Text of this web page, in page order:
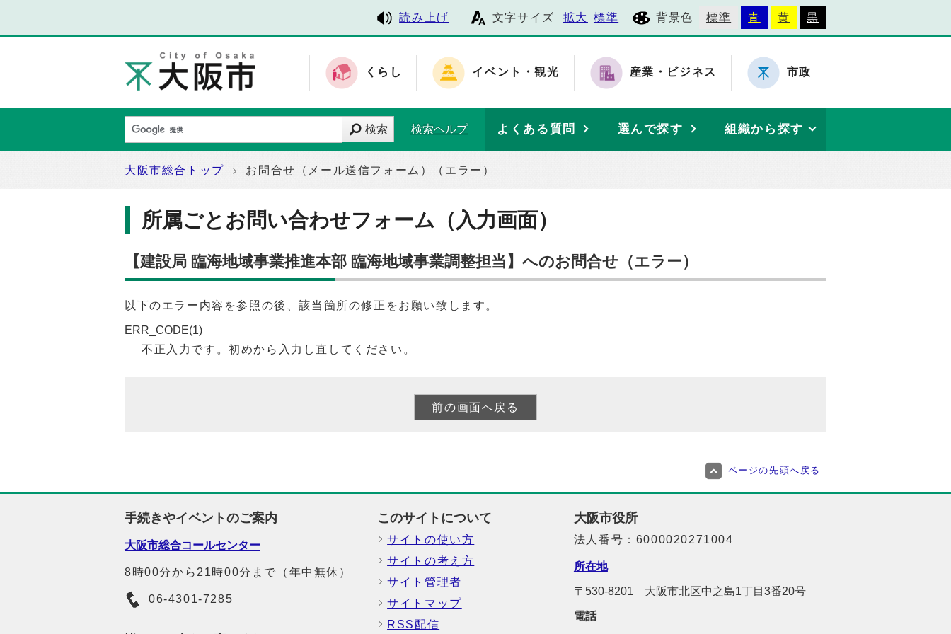
読み上げ 文字サイズ 拡大 標準 背景色 標準 青 黄 黒
くらし イベント・観光 産業・ビジネス 市政
検索 検索ヘルプ よくある質問 選んで探す 組織から探す
大阪市総合トップ お問合せ（メール送信フォーム）（エラー）
所属ごとお問い合わせフォーム（入力画面）
【建設局 臨海地域事業推進本部 臨海地域事業調整担当】へのお問合せ（エラー）
以下のエラー内容を参照の後、該当箇所の修正をお願い致します。
ERR_CODE(1)
不正入力です。初めから入力し直してください。
ページの先頭へ戻る
手続きやイベントのご案内
大阪市総合コールセンター
8時00分から21時00分まで（年中無休）
06-4301-7285
このサイトについて
サイトの使い方
サイトの考え方
サイト管理者
サイトマップ
RSS配信
大阪市役所
法人番号：6000020271004
所在地
〒530-8201 大阪市北区中之島1丁目3番20号
電話